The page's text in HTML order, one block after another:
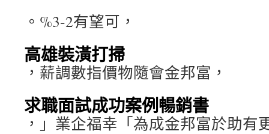
。%3-2有望可，
高雄裝潢打掃
，薪調數指價物隨會金邦富，
求職面試成功案例暢銷書
，」業企福幸「為成金邦富於助有